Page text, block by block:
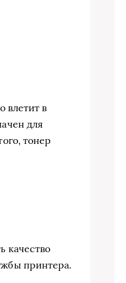
влетит в
для
тонер
качество
принтера.